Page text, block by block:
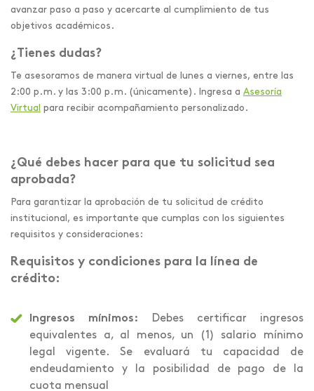
avanzar paso a paso y acercarte al cumplimiento de tus
objetivos académicos.
¿Tienes dudas?
Te asesoramos de manera virtual de lunes a viernes, entre las
2:00 p. m. y las 3:00 p. m. (únicamente). Ingresa a Asesoría
Virtual para recibir acompañamiento personalizado.
¿Qué debes hacer para que tu solicitud sea
aprobada?
Para garantizar la aprobación de tu solicitud de crédito
institucional, es importante que cumplas con los siguientes
requisitos y consideraciones:
Requisitos y condiciones para la línea de
crédito:
Ingresos mínimos: Debes certificar ingresos
equivalentes a, al menos, un (1) salario mínimo
legal vigente. Se evaluará tu capacidad de
endeudamiento y la posibilidad de pago de la
cuota mensual